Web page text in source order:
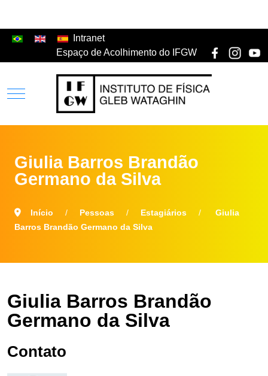
Intranet
Espaço de Acolhimento do IFGW
Giulia Barros Brandão
Germano da Silva
Início Pessoas Estagiários
Giulia
Barros Brandão Germano da Silva
Giulia Barros Brandão
Germano da Silva
Contato